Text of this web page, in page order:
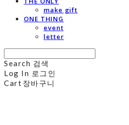
make gift
ONE THING
event
letter
Search 검색
Log In 로그인
Cart 장바구니